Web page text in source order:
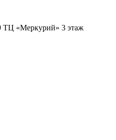
ТЦ «Меркурий» 3 этаж